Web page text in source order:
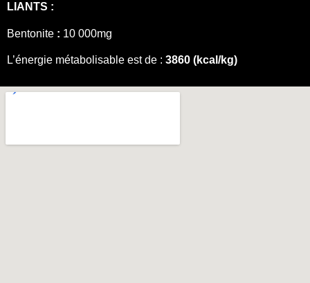
LIANTS :
Bentonite : 10 000mg
L’énergie métabolisable est de : 3860 (kcal/kg)